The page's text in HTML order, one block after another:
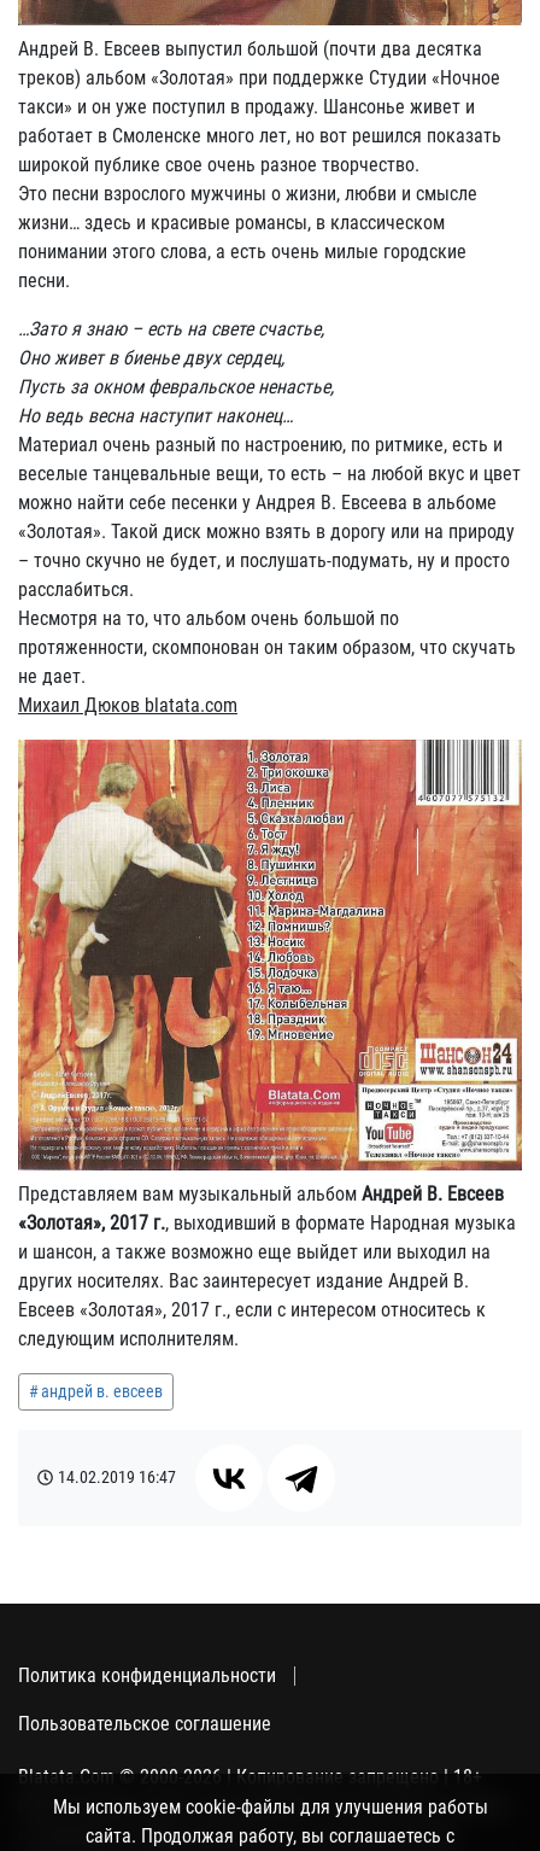
Андрей В. Евсеев выпустил большой (почти два десятка
треков) альбом «Золотая» при поддержке Студии «Ночное
такси» и он уже поступил в продажу. Шансонье живет и
работает в Смоленске много лет, но вот решился показать
широкой публике свое очень разное творчество.
Это песни взрослого мужчины о жизни, любви и смысле
жизни… здесь и красивые романсы, в классическом
понимании этого слова, а есть очень милые городские
песни.
…Зато я знаю – есть на свете счастье,
Оно живет в биенье двух сердец,
Пусть за окном февральское ненастье,
Но ведь весна наступит наконец…
Материал очень разный по настроению, по ритмике, есть и
веселые танцевальные вещи, то есть – на любой вкус и цвет
можно найти себе песенки у Андрея В. Евсеева в альбоме
«Золотая». Такой диск можно взять в дорогу или на природу
– точно скучно не будет, и послушать-подумать, ну и просто
расслабиться.
Несмотря на то, что альбом очень большой по
протяженности, скомпонован он таким образом, что скучать
не дает.
Михаил Дюков blatata.com
Представляем вам музыкальный альбом Андрей В. Евсеев
«Золотая», 2017 г., выходивший в формате Народная музыка
и шансон, а также возможно еще выйдет или выходил на
других носителях. Вас заинтересует издание Андрей В.
Евсеев «Золотая», 2017 г., если с интересом относитесь к
следующим исполнителям.
андрей в. евсеев
14.02.2019 16:47
Политика конфиденциальности
Пользовательское соглашение
Blatata.Com © 2000-2026 | Копирование запрещено | 18+
Использование сайта подразумевает ваше полное согласие
с политикой конфиденциальности, пользовательским
Мы используем cookie-файлы для улучшения работы
сайта. Продолжая работу, вы соглашаетесь с